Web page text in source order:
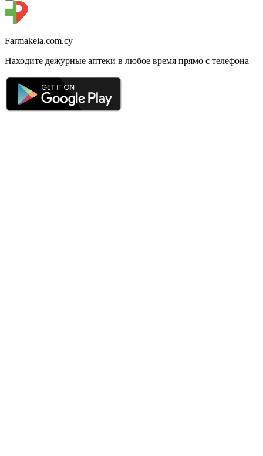
Farmakeia.com.cy
Находите дежурные аптеки в любое время прямо с телефона